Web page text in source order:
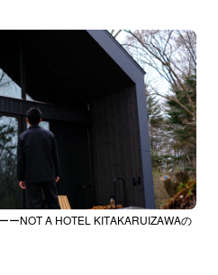
ーNOT A HOTEL KITAKARUIZAWAの